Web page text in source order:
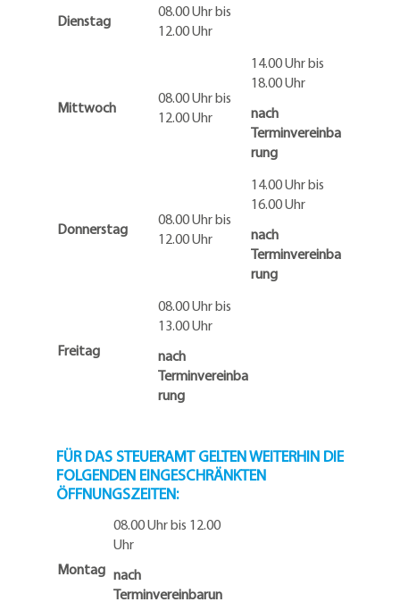
Dienstag
08.00 Uhr bis
12.00 Uhr
Mittwoch
08.00 Uhr bis
12.00 Uhr
14.00 Uhr bis
18.00 Uhr
nach
Terminvereinba
rung
Donnerstag
08.00 Uhr bis
12.00 Uhr
14.00 Uhr bis
16.00 Uhr
nach
Terminvereinba
rung
Freitag
08.00 Uhr bis
13.00 Uhr
nach
Terminvereinba
rung
FÜR DAS STEUERAMT GELTEN WEITERHIN DIE
FOLGENDEN EINGESCHRÄNKTEN
ÖFFNUNGSZEITEN:
Montag
08.00 Uhr bis 12.00
Uhr
nach
Terminvereinbarun